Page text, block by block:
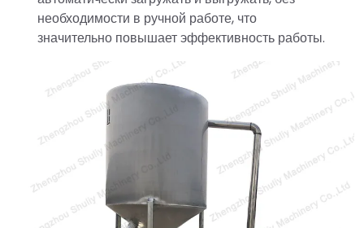
необходимости в ручной работе, что
значительно повышает эффективность работы.